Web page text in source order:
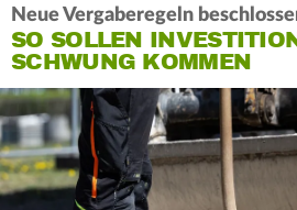
Neue Vergaberegeln
SO SOLLEN
SCHWUNG KOMMEN